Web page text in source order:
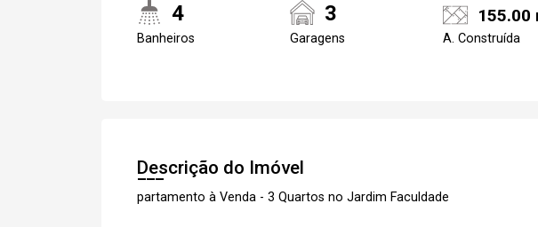
4
Banheiros
3
Garagens
155.00
A. Construída
Descrição do Imóvel
partamento à Venda - 3 Quartos no Jardim Faculdade